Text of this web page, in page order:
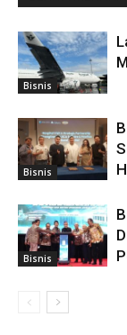
Bisnis
Bisnis
Bisnis